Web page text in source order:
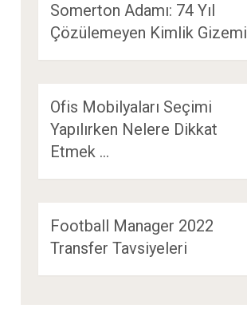
Somerton Adamı: 74 Yıl
Çözülemeyen Kimlik Gizemi
Ofis Mobilyaları Seçimi
Yapılırken Nelere Dikkat
Etmek …
Football Manager 2022
Transfer Tavsiyeleri